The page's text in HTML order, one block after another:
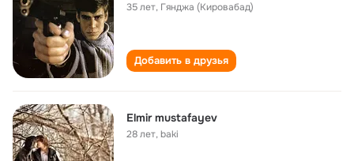
35 лет, Гянджа (Кировабад)
Добавить в друзья
Elmir mustafayev
28 лет,baki